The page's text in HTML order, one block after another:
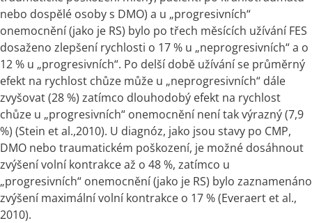
nebo dospělé osoby s DMO) a u „progresivních“
onemocnění (jako je RS) bylo po třech měsících užívání FES
dosaženo zlepšení rychlosti o 17 % u „neprogresivních“ a o
12 % u „progresivních“. Po delší době užívání se průměrný
efekt na rychlost chůze může u „neprogresivních“ dále
zvyšovat (28 %) zatímco dlouhodobý efekt na rychlost
chůze u „progresivních“ onemocnění není tak výrazný (7,9
%) (Stein et al.,2010). U diagnóz, jako jsou stavy po CMP,
DMO nebo traumatickém poškození, je možné dosáhnout
zvýšení volní kontrakce až o 48 %, zatímco u
„progresivních“ onemocnění (jako je RS) bylo zaznamenáno
zvýšení maximální volní kontrakce o 17 % (Everaert et al.,
2010).